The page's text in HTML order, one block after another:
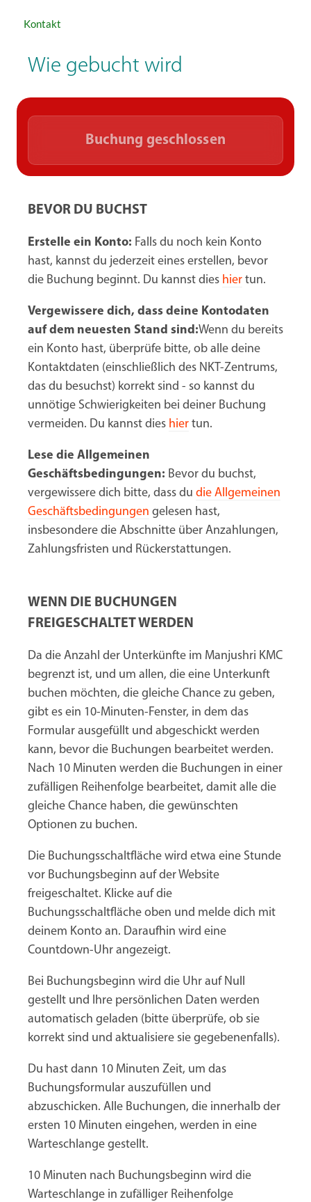
Kontakt
Wie gebucht wird
Buchung geschlossen
BEVOR DU BUCHST
Erstelle ein Konto: Falls du noch kein Konto
hast, kannst du jederzeit eines erstellen, bevor
die Buchung beginnt. Du kannst dies hier tun.
Vergewissere dich, dass deine Kontodaten
auf dem neuesten Stand sind:Wenn du bereits
ein Konto hast, überprüfe bitte, ob alle deine
Kontaktdaten (einschließlich des NKT-Zentrums,
das du besuchst) korrekt sind - so kannst du
unnötige Schwierigkeiten bei deiner Buchung
vermeiden. Du kannst dies hier tun.
Lese die Allgemeinen
Geschäftsbedingungen: Bevor du buchst,
vergewissere dich bitte, dass du die Allgemeinen
Geschäftsbedingungen gelesen hast,
insbesondere die Abschnitte über Anzahlungen,
Zahlungsfristen und Rückerstattungen.
WENN DIE BUCHUNGEN
FREIGESCHALTET WERDEN
Da die Anzahl der Unterkünfte im Manjushri KMC
begrenzt ist, und um allen, die eine Unterkunft
buchen möchten, die gleiche Chance zu geben,
gibt es ein 10-Minuten-Fenster, in dem das
Formular ausgefüllt und abgeschickt werden
kann, bevor die Buchungen bearbeitet werden.
Nach 10 Minuten werden die Buchungen in einer
zufälligen Reihenfolge bearbeitet, damit alle die
gleiche Chance haben, die gewünschten
Optionen zu buchen.
Die Buchungsschaltfläche wird etwa eine Stunde
vor Buchungsbeginn auf der Website
freigeschaltet. Klicke auf die
Buchungsschaltfläche oben und melde dich mit
deinem Konto an. Daraufhin wird eine
Countdown-Uhr angezeigt.
Bei Buchungsbeginn wird die Uhr auf Null
gestellt und Ihre persönlichen Daten werden
automatisch geladen (bitte überprüfe, ob sie
korrekt sind und aktualisiere sie gegebenenfalls).
Du hast dann 10 Minuten Zeit, um das
Buchungsformular auszufüllen und
abzuschicken. Alle Buchungen, die innerhalb der
ersten 10 Minuten eingehen, werden in eine
Warteschlange gestellt.
10 Minuten nach Buchungsbeginn wird die
Warteschlange in zufälliger Reihenfolge